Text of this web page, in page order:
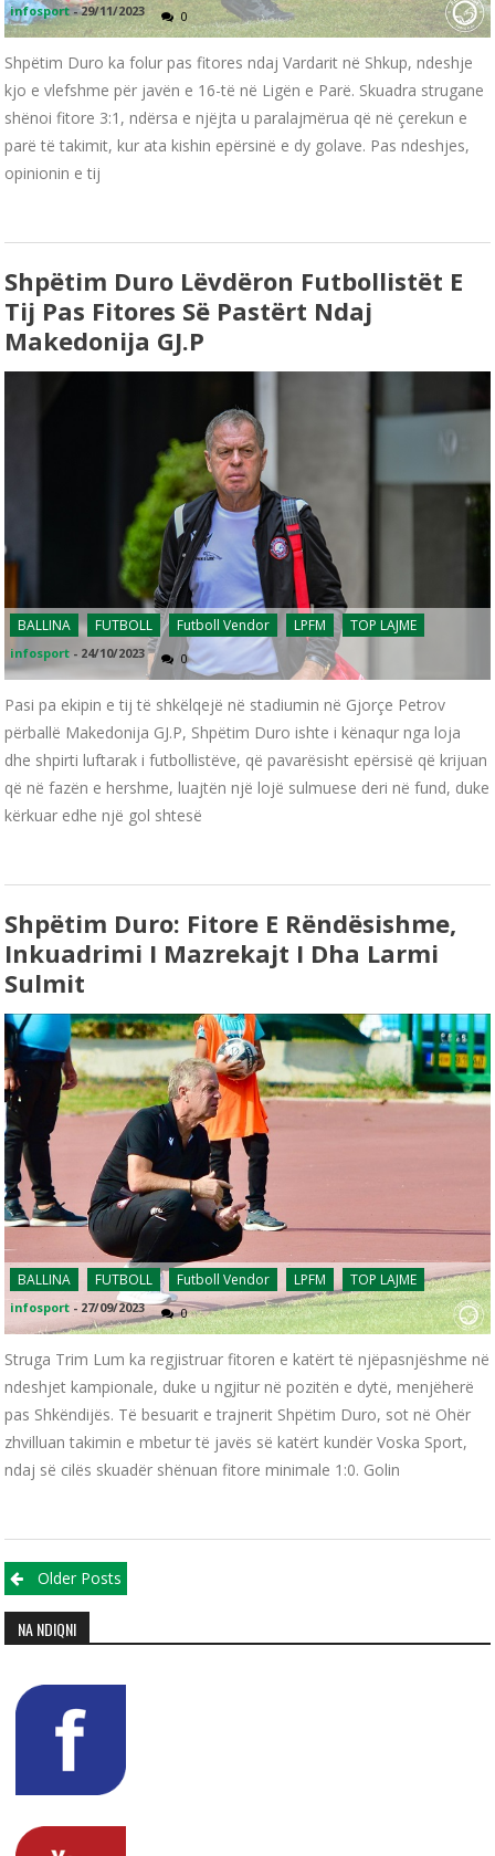
infosport -29/11/2023 0
Shpëtim Duro ka folur pas fitores ndaj Vardarit në Shkup, ndeshje
kjo e vlefshme për javën e 16-të në Ligën e Parë. Skuadra strugane
shënoi fitore 3:1, ndërsa e njëjta u paralajmërua që në çerekun e
parë të takimit, kur ata kishin epërsinë e dy golave. Pas ndeshjes,
opinionin e tij
Shpëtim Duro Lëvdëron Futbollistët E
Tij Pas Fitores Së Pastërt Ndaj
Makedonija GJ.P
BALLINA FUTBOLL Futboll Vendor LPFM TOP LAJME
infosport - 24/10/2023 0
Pasi pa ekipin e tij të shkëlqejë në stadiumin në Gjorçe Petrov
përballë Makedonija GJ.P, Shpëtim Duro ishte i kënaqur nga loja
dhe shpirti luftarak i futbollistëve, që pavarësisht epërsisë që krijuan
që në fazën e hershme, luajtën një lojë sulmuese deri në fund, duke
kërkuar edhe një gol shtesë
Shpëtim Duro: Fitore E Rëndësishme,
Inkuadrimi I Mazrekajt I Dha Larmi
Sulmit
BALLINA FUTBOLL Futboll Vendor LPFM TOP LAJME
infosport - 27/09/2023 0
Struga Trim Lum ka regjistruar fitoren e katërt të njëpasnjëshme në
ndeshjet kampionale, duke u ngjitur në pozitën e dytë, menjëherë
pas Shkëndijës. Të besuarit e trajnerit Shpëtim Duro, sot në Ohër
zhvilluan takimin e mbetur të javës së katërt kundër Voska Sport,
ndaj së cilës skuadër shënuan fitore minimale 1:0. Golin
Posts navigation
Older Posts
NA NDIQNI